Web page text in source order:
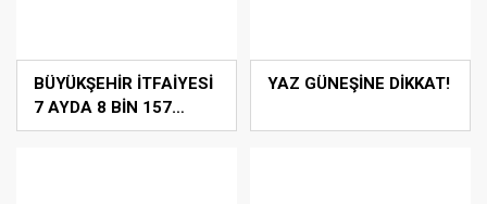
BÜYÜKŞEHİR İTFAİYESİ
7 AYDA 8 BİN 157
OLAYA MÜDAHALE
YAZ GÜNEŞİNE DİKKAT!